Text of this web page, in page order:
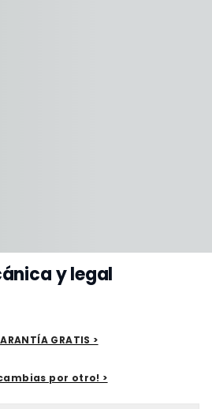
y legal
GRATIS >
por otro! >